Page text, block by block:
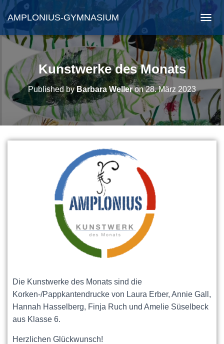
AMPLONIUS-GYMNASIUM
A
V
G
A
I
O
U
S
Kunstwerke des Monats
Published by Barbara Welleron28. März 2023
Die Kunstwerke des Monats sind die
Korken-/Pappkantendrucke von Laura Erber, Annie Gall,
Hannah Hasselberg, Finja Ruch und Amelie Süselbeck
aus Klasse 6.
Herzlichen Glückwunsch!